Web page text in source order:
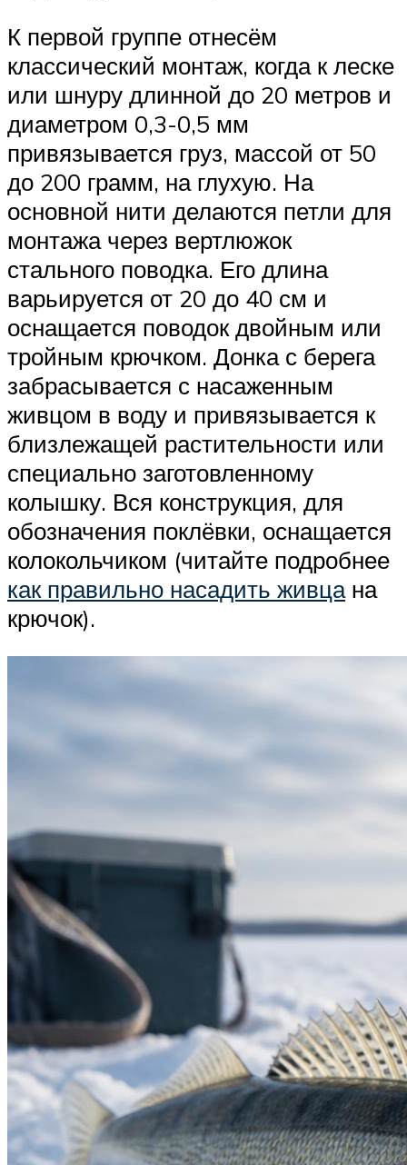
К первой группе отнесём
классический монтаж, когда к леске
или шнуру длинной до 20 метров и
диаметром 0,3-0,5 мм
привязывается груз, массой от 50
до 200 грамм, на глухую. На
основной нити делаются петли для
монтажа через вертлюжок
стального поводка. Его длина
варьируется от 20 до 40 см и
оснащается поводок двойным или
тройным крючком. Донка с берега
забрасывается с насаженным
живцом в воду и привязывается к
близлежащей растительности или
специально заготовленному
колышку. Вся конструкция, для
обозначения поклёвки, оснащается
колокольчиком (читайте подробнее
как правильно насадить живцана
крючок).